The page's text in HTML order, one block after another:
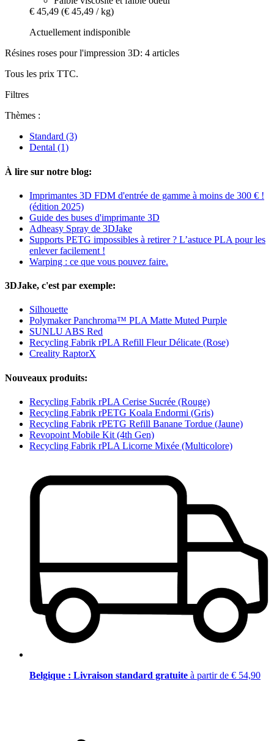
€ 45,49 (€ 45,49 / kg)
Actuellement indisponible
Résines roses pour l'impression 3D: 4 articles
Tous les prix TTC.
Filtres
Thèmes :
Standard (3)
Dental (1)
À lire sur notre blog:
Imprimantes 3D FDM d'entrée de gamme à moins de 300 € !
(édition 2025)
Guide des buses d'imprimante 3D
Adheasy Spray de 3DJake
Supports PETG impossibles à retirer ? L’astuce PLA pour les
enlever facilement !
Warping : ce que vous pouvez faire.
3DJake, c'est par exemple:
Silhouette
Polymaker Panchroma™ PLA Matte Muted Purple
SUNLU ABS Red
Recycling Fabrik rPLA Refill Fleur Délicate (Rose)
Creality RaptorX
Nouveaux produits:
Recycling Fabrik rPLA Cerise Sucrée (Rouge)
Recycling Fabrik rPETG Koala Endormi (Gris)
Recycling Fabrik rPETG Refill Banane Tordue (Jaune)
Revopoint Mobile Kit (4th Gen)
Recycling Fabrik rPLA Licorne Mixée (Multicolore)
Belgique : Livraison standard gratuite à partir de € 54,90